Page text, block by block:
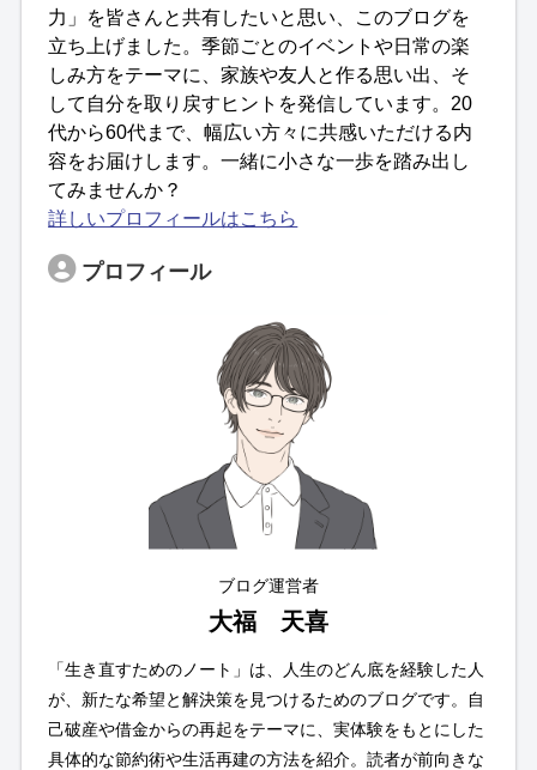
力」を皆さんと共有したいと思い、このブログを
立ち上げました。季節ごとのイベントや日常の楽
しみ方をテーマに、家族や友人と作る思い出、そ
して自分を取り戻すヒントを発信しています。20
代から60代まで、幅広い方々に共感いただける内
容をお届けします。一緒に小さな一歩を踏み出し
てみませんか？
詳しいプロフィールはこちら
プロフィール
ブログ運営者
大福 天喜
「生き直すためのノート」は、人生のどん底を経験した人
が、新たな希望と解決策を見つけるためのブログです。自
己破産や借金からの再起をテーマに、実体験をもとにした
具体的な節約術や生活再建の方法を紹介。読者が前向きな